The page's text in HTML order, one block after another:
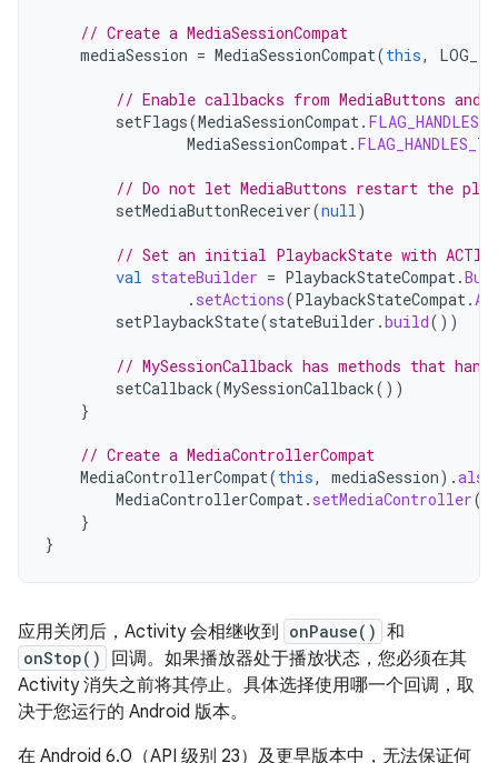
// Create a MediaSessionCompat
mediaSession = MediaSessionCompat(this,
// Enable callbacks from MediaButtons and
setFlags(MediaSessionCompat.
MediaSessionCompat.
// Do not let MediaButtons restart the
setMediaButtonReceiver(null)
// Set an initial PlaybackState with
val stateBuilder = PlaybackStateCompat.
. setActions(PlaybackStateCompat.
setPlaybackState(stateBuilder .build())
// MySessionCallback has methods that
setCallback(MySessionCallback())
}
// Create a MediaControllerCompat
MediaControllerCompat(this, mediaSession).also
MediaControllerCompat. setMediaController(
}
}
应用关闭后，Activity 会相继收到 onPause() 和
onStop()
回调。如果播放器处于播放状态，您必须在其
Activity 消失之前将其停止。具体选择使用哪一个回调，取
决于您运行的 Android 版本。
在 Android 6.0（API 级别 23）及更早版本中，无法保证何